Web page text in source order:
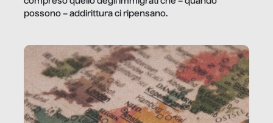
possono – addirittura ci ripensano.